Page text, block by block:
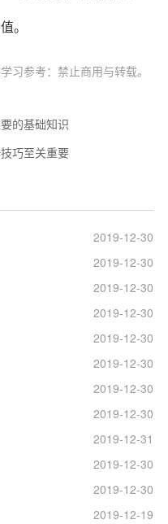
。
习参考：禁止商用与转载。
的基础知识
巧至关重要
2019-12-30
2019-12-30
2019-12-30
2019-12-30
2019-12-30
2019-12-30
2019-12-30
2019-12-30
2019-12-31
2019-12-30
2019-12-30
2019-12-19